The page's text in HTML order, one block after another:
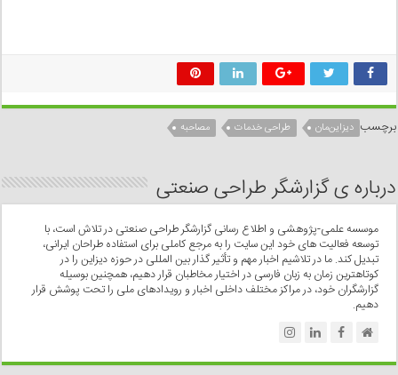
برچسب دیزاین‌مان طراحی خدمات مصاحبه
درباره ی گزارشگر طراحی صنعتی
موسسه علمی-پژوهشی و اطلاع رسانی گزارشگر طراحی صنعتی در تلاش است، با
توسعه فعالیت های خود این سایت را به مرجع کاملی برای استفاده طراحان ایرانی،
تبدیل کند. ما در تلاشیم اخبار مهم و تأثیر گذار بین المللی در حوزه دیزاین را در
کوتاهترین زمان به زبان فارسی در اختیار مخاطبان قرار دهیم، همچنین بوسیله
گزارشگران خود، در مراکز مختلف داخلی اخبار و رویدادهای ملی را تحت پوشش قرار
دهیم.